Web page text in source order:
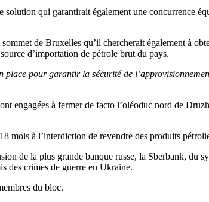
qui garantirait également une concurrence
de Bruxelles qu’il chercherait également à
d’importation de pétrole brut du pays.
place pour garantir la sécurité de
engagées à fermer de facto l’oléoduc nord de
mois à l’interdiction de revendre des produits
de la plus grande banque russe, la Sberbank, du
des crimes de guerre en Ukraine.
du bloc.